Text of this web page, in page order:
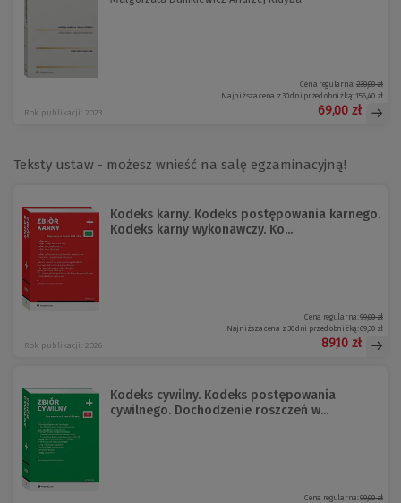
Rok publikacji: 2023
Cena regularna:230,00 zł
Najniższa cena z 30 dni przed obniżką: 156,40 zł
69,00 zł
Teksty ustaw - możesz wnieść na salę egzaminacyjną!
Kodeks karny. Kodeks postępowania karnego.
Kodeks karny wykonawczy. Ko...
Rok publikacji: 2026
Cena regularna:99,00 zł
Najniższa cena z 30 dni przed obniżką:69,30 zł
89,10 zł
Kodeks cywilny. Kodeks postępowania
cywilnego. Dochodzenie roszczeń w...
Cena regularna:99,00 zł